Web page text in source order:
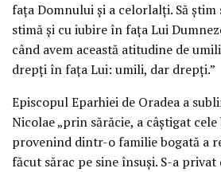
fața Domnului și a celorlalți. Să știm
stimă și cu iubire în fața Lui
când avem această atitudine de
drepți în fața Lui: umili, dar drepți.”
Episcopul Eparhiei de Oradea a
Nicolae „prin sărăcie, a câștigat cele
provenind dintr-o familie bogată a
făcut sărac pe sine însuși. S-a